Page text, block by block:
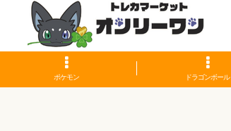
ポケモン ドラゴンボール